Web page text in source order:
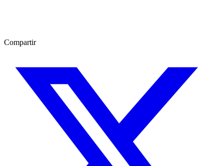
Compartir